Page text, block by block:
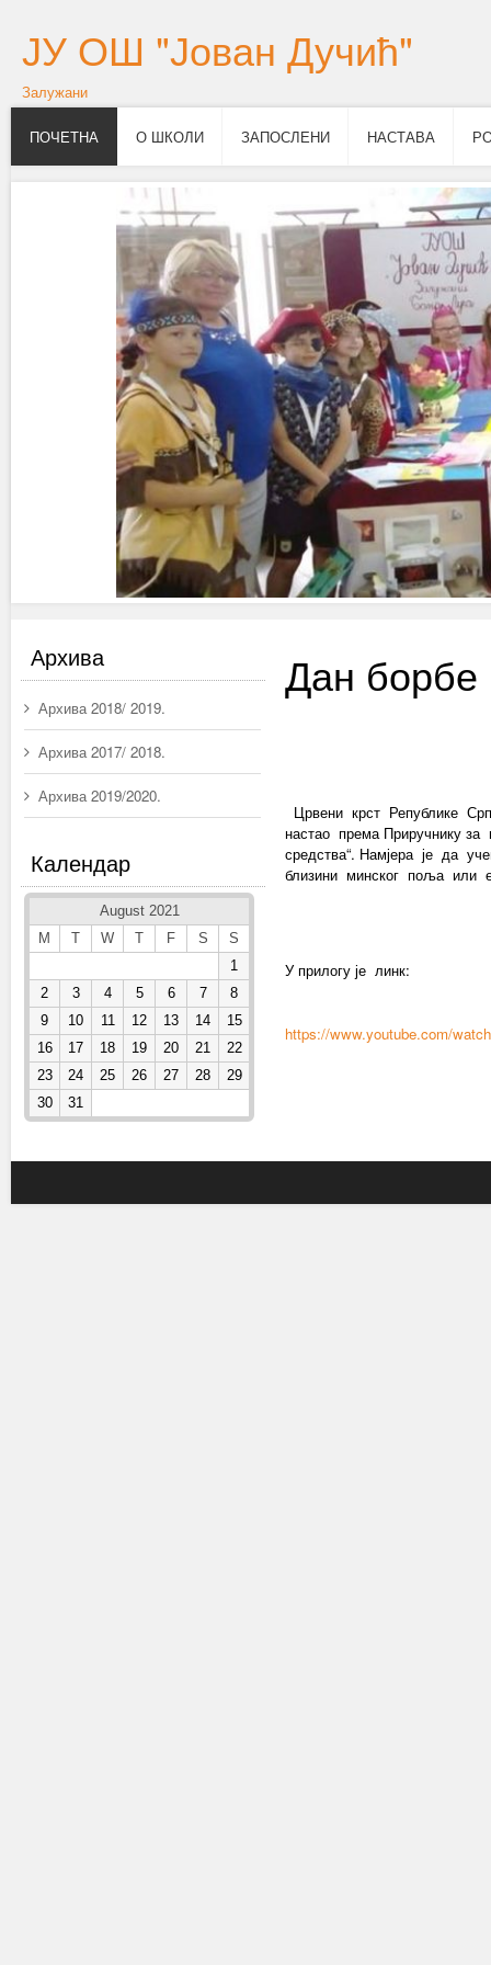
ЈУ ОШ "Јован Дучић"
Залужани
ПОЧЕТНА О ШКОЛИ ЗАПОСЛЕНИ НАСТАВА
Архива
Архива 2018/ 2019.
Архива 2017/ 2018.
Архива 2019/2020.
Календар
August 2021
M
T W T F S
S
1
2
3 4 5 6 7
8
9
10 11 12 13 14
15
16
17 18 19 20 21
22
23
24 25 26 27 28
29
30
31
Дан борбе
Црвени крст Републике
настао према Приручнику
средства“. Намјера је да
близини минског поља или
У прилогу је линк:
https://www.youtube.com/